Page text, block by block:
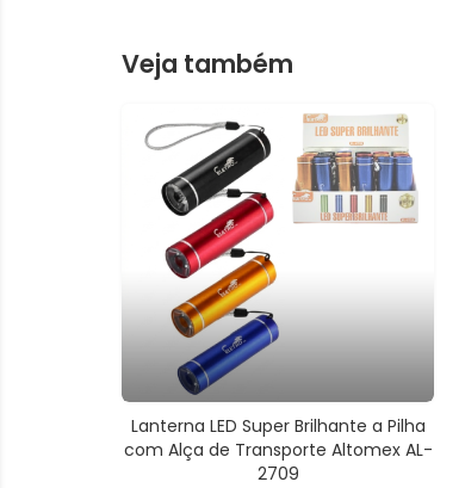
Veja também
Lanterna LED Super Brilhante a Pilha
com Alça de Transporte Altomex AL-
2709